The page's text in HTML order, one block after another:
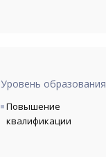
Уровень образования
Повышение
квалификации